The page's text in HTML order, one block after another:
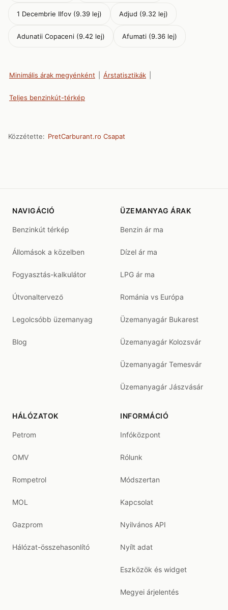
1 Decembrie Ilfov (9.39 lej) Adjud (9.32 lej)
Adunatii Copaceni (9.42 lej) Afumati (9.36 lej)
Minimális árak megyénként Árstatisztikák
Teljes benzinkút-térkép
Közzétette: PretCarburant.ro Csapat
NAVIGÁCIÓ
Benzinkút térkép
Állomások a közelben
Fogyasztás-kalkulátor
Útvonaltervező
Legolcsóbb üzemanyag
Blog
ÜZEMANYAG ÁRAK
Benzin ár ma
Dízel ár ma
LPG ár ma
Románia vs Európa
Üzemanyagár Bukarest
Üzemanyagár Kolozsvár
Üzemanyagár Temesvár
Üzemanyagár Jászvásár
HÁLÓZATOK
Petrom
OMV
Rompetrol
MOL
Gazprom
Hálózat-összehasonlító
INFORMÁCIÓ
Infóközpont
Rólunk
Módszertan
Kapcsolat
Nyilvános API
Nyílt adat
Eszközök és widget
Megyei árjelentés